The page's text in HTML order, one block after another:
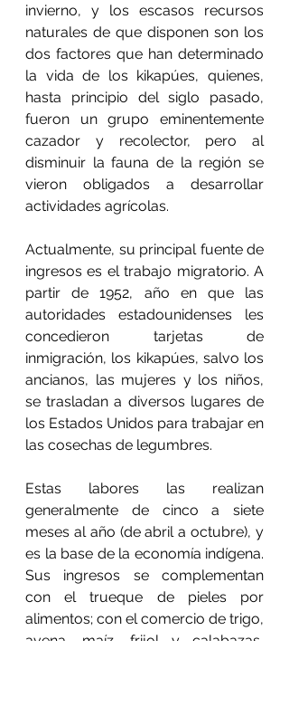
invierno, y los escasos recursos
naturales de que disponen son los
dos factores que han determinado
la vida de los kikapúes, quienes,
hasta principio del siglo pasado,
fueron un grupo eminentemente
cazador y recolector, pero al
disminuir la fauna de la región se
vieron obligados a desarrollar
actividades agrícolas.
Actualmente, su principal fuente de
ingresos es el trabajo migratorio. A
partir de 1952, año en que las
autoridades estadounidenses les
concedieron tarjetas de
inmigración, los kikapúes, salvo los
ancianos, las mujeres y los niños,
se trasladan a diversos lugares de
los Estados Unidos para trabajar en
las cosechas de legumbres.
Estas labores las realizan
generalmente de cinco a siete
meses al año (de abril a octubre), y
es la base de la economía indígena.
Sus ingresos se complementan
con el trueque de pieles por
alimentos; con el comercio de trigo,
avena, maíz, frijol y calabazas,